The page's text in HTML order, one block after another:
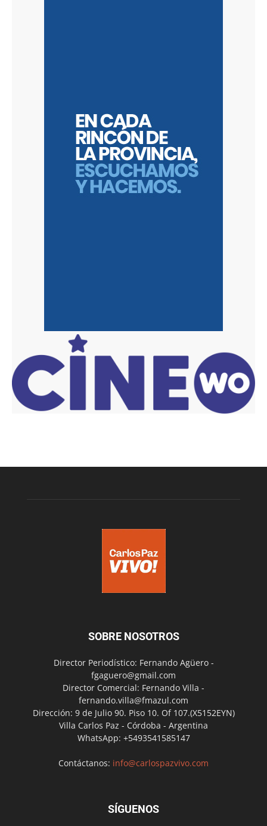
SOBRE NOSOTROS
Director Periodístico: Fernando Agüero -
fgaguero@gmail.com
Director Comercial: Fernando Villa -
fernando.villa@fmazul.com
Dirección: 9 de Julio 90. Piso 10. Of 107.(X5152EYN)
Villa Carlos Paz - Córdoba - Argentina
WhatsApp: +5493541585147
Contáctanos: info@carlospazvivo.com
SÍGUENOS